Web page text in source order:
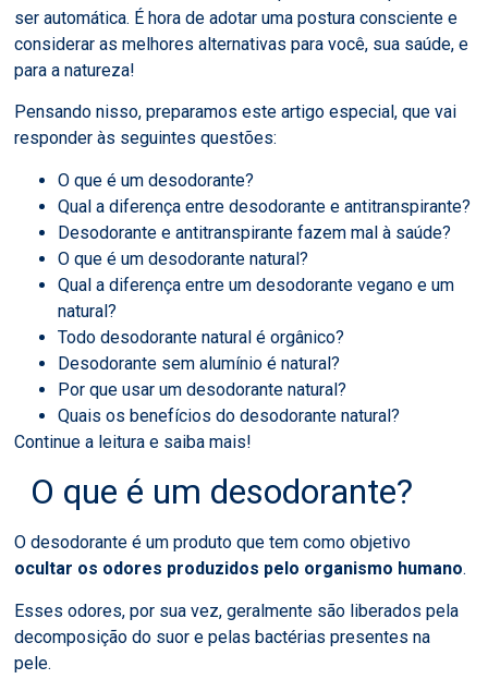
ser automática. É hora de adotar uma postura consciente e
considerar as melhores alternativas para você, sua saúde, e
para a natureza!
Pensando nisso, preparamos este artigo especial, que vai
responder às seguintes questões:
O que é um desodorante?
Qual a diferença entre desodorante e antitranspirante?
Desodorante e antitranspirante fazem mal à saúde?
O que é um desodorante natural?
Qual a diferença entre um desodorante vegano e um
natural?
Todo desodorante natural é orgânico?
Desodorante sem alumínio é natural?
Por que usar um desodorante natural?
Quais os benefícios do desodorante natural?
Continue a leitura e saiba mais!
O que é um desodorante?
O desodorante é um produto que tem como objetivo
ocultar os odores produzidos pelo organismo humano.
Esses odores, por sua vez, geralmente são liberados pela
decomposição do suor e pelas bactérias presentes na
pele.